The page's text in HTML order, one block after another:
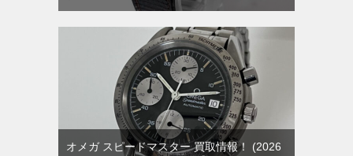
オメガ スピードマスター 買取情報！
2026